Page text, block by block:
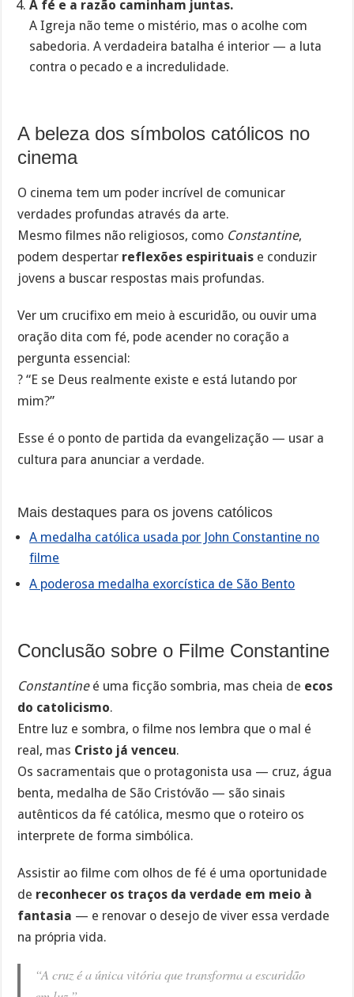
A fé e a razão caminham juntas.
A Igreja não teme o mistério, mas o acolhe com
sabedoria. A verdadeira batalha é interior — a luta
contra o pecado e a incredulidade.
A beleza dos símbolos católicos no
cinema
O cinema tem um poder incrível de comunicar
verdades profundas através da arte.
Mesmo filmes não religiosos, como Constantine,
podem despertar reflexões espirituais e conduzir
jovens a buscar respostas mais profundas.
Ver um crucifixo em meio à escuridão, ou ouvir uma
oração dita com fé, pode acender no coração a
pergunta essencial:
? “E se Deus realmente existe e está lutando por
mim?”
Esse é o ponto de partida da evangelização — usar a
cultura para anunciar a verdade.
Mais destaques para os jovens católicos
A medalha católica usada por John Constantine no
filme
A poderosa medalha exorcística de São Bento
Conclusão sobre o Filme Constantine
Constantineé uma ficção sombria, mas cheia de ecos
do catolicismo.
Entre luz e sombra, o filme nos lembra que o mal é
real, mas Cristo já venceu.
Os sacramentais que o protagonista usa — cruz, água
benta, medalha de São Cristóvão — são sinais
autênticos da fé católica, mesmo que o roteiro os
interprete de forma simbólica.
Assistir ao filme com olhos de fé é uma oportunidade
de reconhecer os traços da verdade em meio à
fantasia — e renovar o desejo de viver essa verdade
na própria vida.
“A cruz é a única vitória que transforma a escuridão